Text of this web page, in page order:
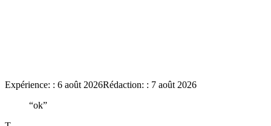
Expérience: : 6 août 2026Rédaction: : 7 août 2026
“ok”